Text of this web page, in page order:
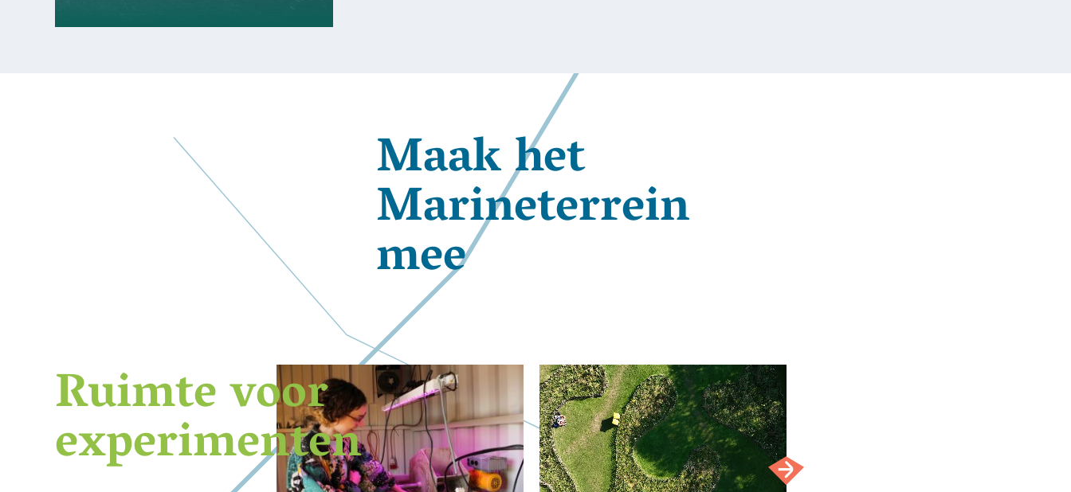
Maak het
Marineterrein
mee
Ruimte voor
experimenten